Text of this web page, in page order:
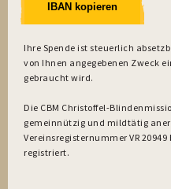
IBAN kopieren
Ihre Spende ist steuerlich
von Ihnen angegebenen Zweck
gebraucht wird.
Die CBM Christoffel-
gemeinnützig und mildtätig
Vereinsregisternummer VR
registriert.